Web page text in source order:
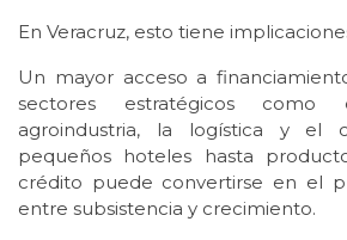
En Veracruz, esto tiene
Un mayor acceso a
sectores estratégicos
agroindustria, la logística y el
pequeños hoteles hasta
crédito puede convertirse en el
entre subsistencia y crecimiento.